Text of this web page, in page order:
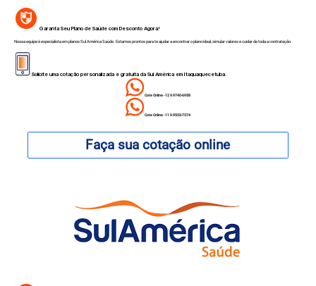
Garanta Seu Plano de Saúde com Desconto Agora!
Nossa equipe é especialista em planos Sul América Saúde. Estamos prontos para te ajudar a encontrar o plano ideal, simular valores e cuidar de toda a contratação.
Solicite uma cotação personalizada e gratuita da Sul América em Itaquaquecetuba.
Cote Online - 12 9.9740-6958
Cote Online - 11 9.9553-7374
Faça sua cotação online